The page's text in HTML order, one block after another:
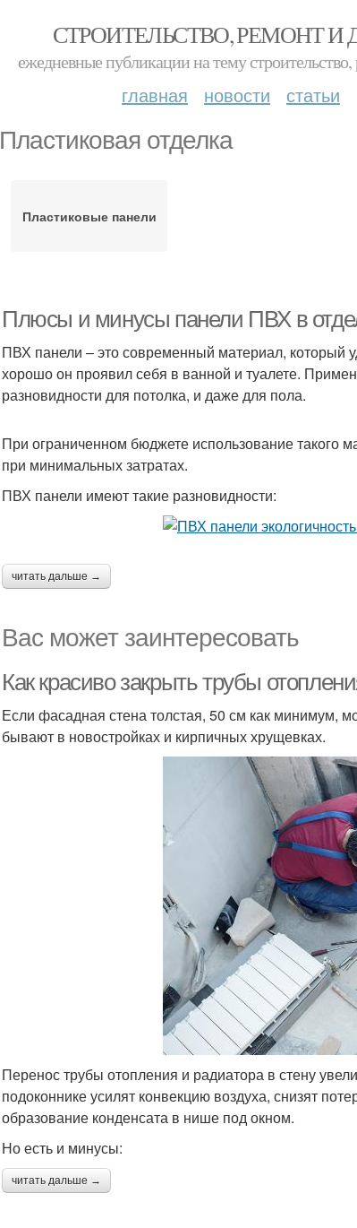
СТРОИТЕЛЬСТВО, РЕМОНТ И
ежедневные публикации на тему
главная новости статьи
Пластиковая отделка
Пластиковые панели
Плюсы и минусы панели ПВХ в
ПВХ панели – это современный материал, который
хорошо он проявил себя в ванной и туалете.
разновидности для потолка, и даже для пола.
При ограниченном бюджете использование такого
при минимальных затратах.
ПВХ панели имеют такие разновидности:
читать дальше →
Вас может заинтересовать
Как красиво закрыть трубы
Если фасадная стена толстая, 50 см как минимум,
бывают в новостройках и кирпичных хрущевках.
Перенос трубы отопления и радиатора в стену
подоконнике усилят конвекцию воздуха, снизят
образование конденсата в нише под окном.
Но есть и минусы:
читать дальше →